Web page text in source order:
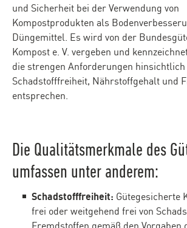
und Sicherheit bei der Verwendung von
Kompostprodukten als
Düngemittel. Es wird von der
Kompost e. V. vergeben und
die strengen Anforderungen hinsichtlich
Schadstofffreiheit, Nährstoffgehalt und
entsprechen.
Die Qualitätsmerkmale des
umfassen unter anderem:
Schadstofffreiheit: Gütegesicherte
frei oder weitgehend frei von
Fremdstoffen gemäß den Vorgaben